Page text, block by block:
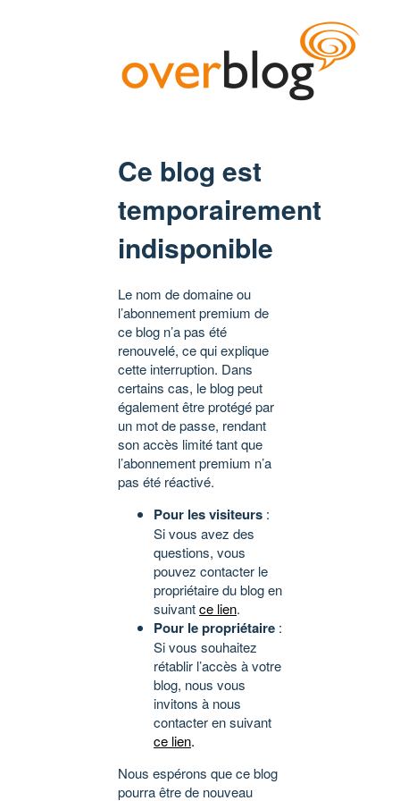
Ce blog est
temporairement
indisponible
Le nom de domaine ou
l’abonnement premium de
ce blog n’a pas été
renouvelé, ce qui explique
cette interruption. Dans
certains cas, le blog peut
également être protégé par
un mot de passe, rendant
son accès limité tant que
l’abonnement premium n’a
pas été réactivé.
Pour les visiteurs :
Si vous avez des
questions, vous
pouvez contacter le
propriétaire du blog en
suivantce lien.
Pour le propriétaire :
Si vous souhaitez
rétablir l’accès à votre
blog, nous vous
invitons à nous
contacter en suivant
ce lien.
Nous espérons que ce blog
pourra être de nouveau